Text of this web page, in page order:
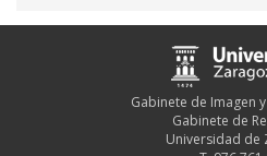
Gabinete de Imagen
Gabinete de
Universidad de